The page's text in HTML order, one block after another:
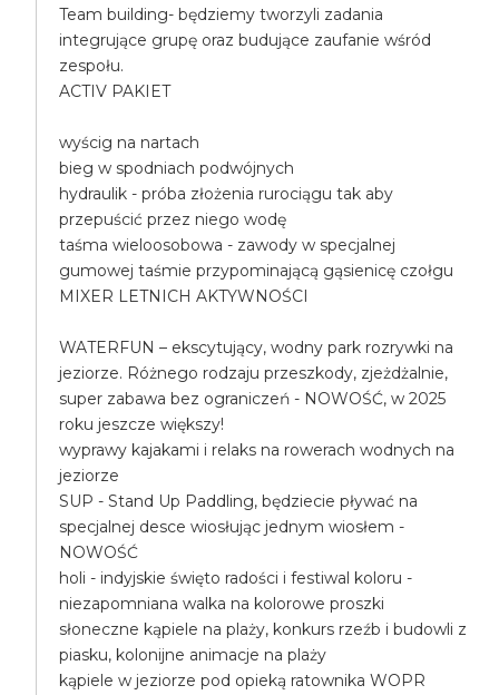
Team building- będziemy tworzyli zadania
integrujące grupę oraz budujące zaufanie wśród
zespołu.
ACTIV PAKIET
wyścig na nartach
bieg w spodniach podwójnych
hydraulik - próba złożenia rurociągu tak aby
przepuścić przez niego wodę
taśma wieloosobowa - zawody w specjalnej
gumowej taśmie przypominającą gąsienicę czołgu
MIXER LETNICH AKTYWNOŚCI
WATERFUN – ekscytujący, wodny park rozrywki na
jeziorze. Różnego rodzaju przeszkody, zjeżdżalnie,
super zabawa bez ograniczeń - NOWOŚĆ, w 2025
roku jeszcze większy!
wyprawy kajakami i relaks na rowerach wodnych na
jeziorze
SUP - Stand Up Paddling, będziecie pływać na
specjalnej desce wiosłując jednym wiosłem -
NOWOŚĆ
holi - indyjskie święto radości i festiwal koloru -
niezapomniana walka na kolorowe proszki
słoneczne kąpiele na plaży, konkurs rzeźb i budowli z
piasku, kolonijne animacje na plaży
kąpiele w jeziorze pod opieką ratownika WOPR